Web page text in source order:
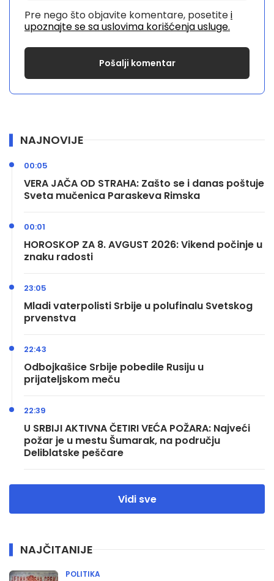
Pre nego što objavite komentare, posetitei
upoznajte se sa uslovima korišćenja usluge.
NAJNOVIJE
VERA JAČA OD STRAHA: Zašto se i danas poštuje
Sveta mučenica Paraskeva Rimska
00:05
HOROSKOP ZA 8. AVGUST 2026: Vikend počinje u
znaku radosti
00:01
Mladi vaterpolisti Srbije u polufinalu Svetskog
prvenstva
23:05
Odbojkašice Srbije pobedile Rusiju u
prijateljskom meču
22:43
U SRBIJI AKTIVNA ČETIRI VEĆA POŽARA: Najveći
požar je u mestu Šumarak, na području
Deliblatske peščare
22:39
Vidi sve
NAJČITANIJE
POLITIKA